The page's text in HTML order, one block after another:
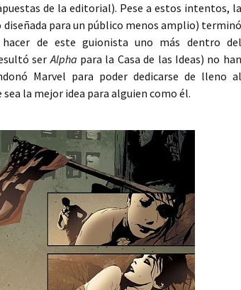
de la editorial). Pese a estos intentos, la
para un público menos amplio) terminó
de este guionista uno más dentro del
serAlpha para la Casa de las Ideas) no han
Marvel para poder dedicarse de lleno al
la mejor idea para alguien como él.